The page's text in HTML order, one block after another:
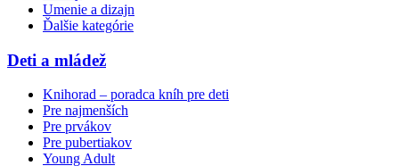
Umenie a dizajn
Ďalšie kategórie
Deti a mládež
Knihorad – poradca kníh pre deti
Pre najmenších
Pre prvákov
Pre pubertiakov
Young Adult